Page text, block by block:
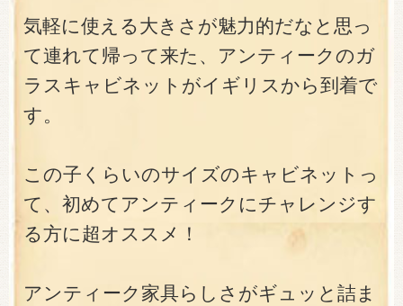
気軽に使える大きさが魅力的だなと思っ
て連れて帰って来た、アンティークのガ
ラスキャビネットがイギリスから到着で
す。
この子くらいのサイズのキャビネットっ
て、初めてアンティークにチャレンジす
る方に超オススメ！
アンティーク家具らしさがギュッと詰ま